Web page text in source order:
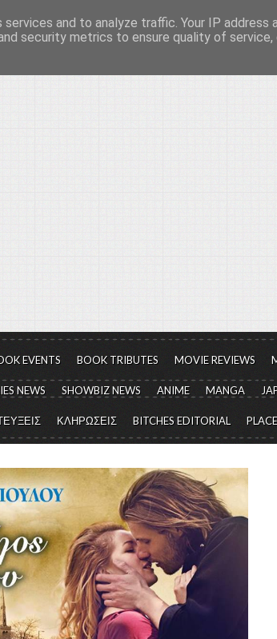
σε κάθε του μορφή και έκταση...
EVENTS BOOK TRIBUTES MOVIE REVIEWS
NEWS SHOWBIZ NEWS ANIME MANGA
ΚΛΗΡΩΣΕΙΣ BITCHES EDITORIAL
and to analyze traffic. Your IP address
security metrics to ensure quality of service,